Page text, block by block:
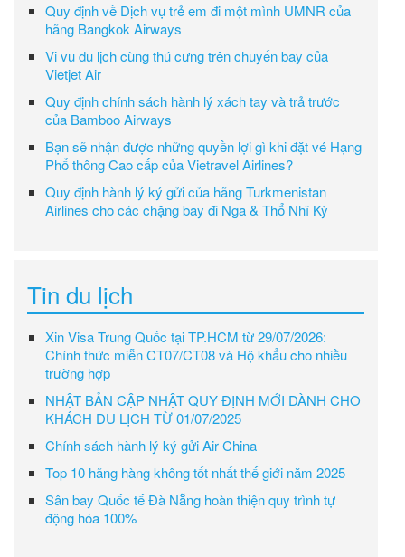
Quy định về Dịch vụ trẻ em đi một mình UMNR của
hãng Bangkok Airways
Vi vu du lịch cùng thú cưng trên chuyến bay của
Vietjet Air
Quy định chính sách hành lý xách tay và trả trước
của Bamboo Airways
Bạn sẽ nhận được những quyền lợi gì khi đặt vé Hạng
Phổ thông Cao cấp của Vietravel Airlines?
Quy định hành lý ký gửi của hãng Turkmenistan
Airlines cho các chặng bay đi Nga & Thổ Nhĩ Kỳ
Tin du lịch
Xin Visa Trung Quốc tại TP.HCM từ 29/07/2026:
Chính thức miễn CT07/CT08 và Hộ khẩu cho nhiều
trường hợp
NHẬT BẢN CẬP NHẬT QUY ĐỊNH MỚI DÀNH CHO
KHÁCH DU LỊCH TỪ 01/07/2025
Chính sách hành lý ký gửi Air China
Top 10 hãng hàng không tốt nhất thế giới năm 2025
Sân bay Quốc tế Đà Nẵng hoàn thiện quy trình tự
động hóa 100%